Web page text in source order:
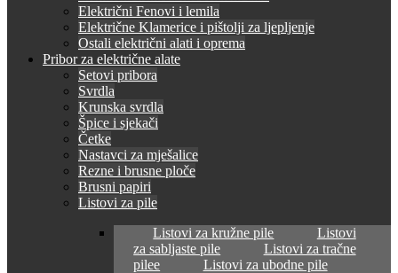
Električni Fenovi i lemila
Električne Klamerice i pištolji za ljepljenje
Ostali električni alati i oprema
Pribor za električne alate
Setovi pribora
Svrdla
Krunska svrdla
Špice i sjekači
Četke
Nastavci za mješalice
Rezne i brusne ploče
Brusni papiri
Listovi za pile
Listovi za kružne pile
Listovi
za sabljaste pile
Listovi za tračne
pilee
Listovi za ubodne pile